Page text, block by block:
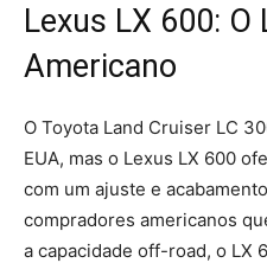
Lexus LX 600: O
Americano
O Toyota Land Cruiser LC
EUA, mas o Lexus LX 600
com um ajuste e
compradores americanos
a capacidade off-road, o LX